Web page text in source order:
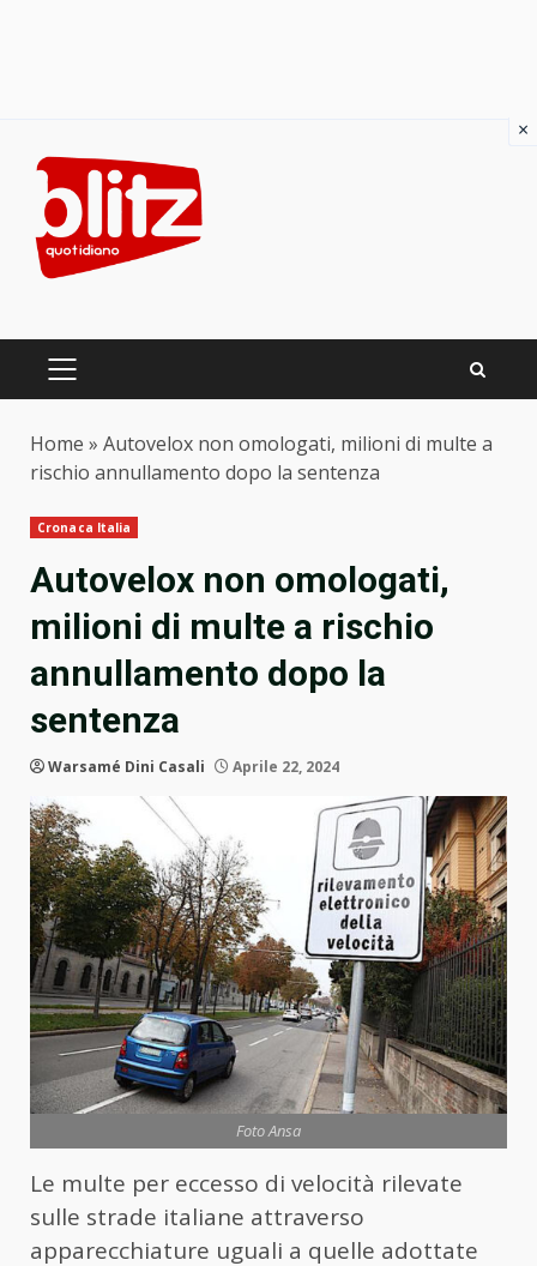
content
PRIMARY
Home » Autovelox non omologati, milioni di multe a
rischio annullamento dopo la sentenza
Cronaca Italia
Autovelox non omologati,
milioni di multe a rischio
annullamento dopo la
sentenza
Warsamé Dini Casali Aprile 22, 2024
Foto Ansa
Le multe per eccesso di velocità rilevate
sulle strade italiane attraverso
apparecchiature uguali a quelle adottate
×